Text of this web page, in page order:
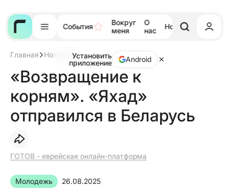
События
Вокруг
меня
О
нас
Новости Тора
Установить
приложение
Android
Главная Новости «Возвращение
к
корням».
«Яхад»
отправился
в
«Возвращение к
корням». «Яхад»
отправился в Беларусь
ГОТОВ - еврейская онлайн-платформа
молодежь 26.08.2025